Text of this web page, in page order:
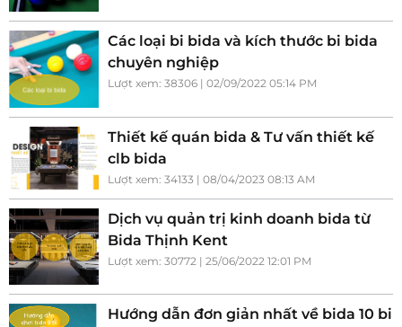
Các loại bi bida và kích thước bi bida
chuyên nghiệp
Lượt xem: 38306 | 02/09/2022 05:14 PM
Thiết kế quán bida & Tư vấn thiết kế
clb bida
Lượt xem: 34133 | 08/04/2023 08:13 AM
Dịch vụ quản trị kinh doanh bida từ
Bida Thịnh Kent
Lượt xem: 30772 | 25/06/2022 12:01 PM
Hướng dẫn đơn giản nhất về bida 10 bi